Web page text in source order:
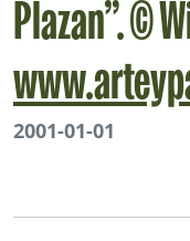
Plazan”. ©
2001-01-01